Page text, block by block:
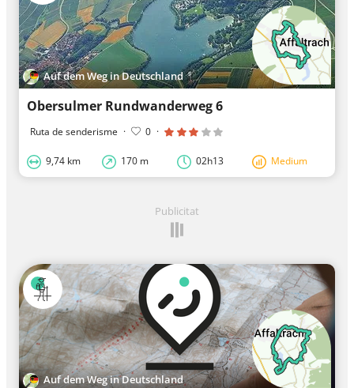
Auf dem Weg in Deutschland
Obersulmer Rundwanderweg 6
Ruta de senderisme · 0 ·
9,74 km 170 m 02h13 Medium
Publicitat
Auf dem Weg in Deutschland